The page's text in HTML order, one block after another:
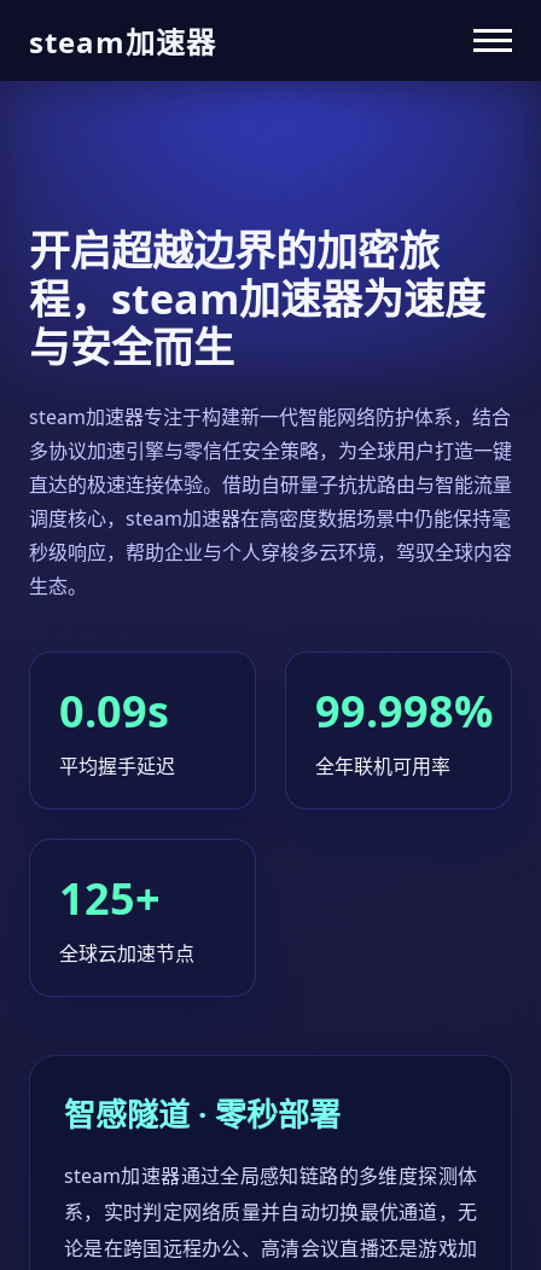
steam加速器
开启超越边界的加密旅
程，steam加速器为速度
与安全而生
steam加速器专注于构建新一代智能网络防护体系，结合
多协议加速引擎与零信任安全策略，为全球用户打造一键
直达的极速连接体验。借助自研量子抗扰路由与智能流量
调度核心，steam加速器在高密度数据场景中仍能保持毫
秒级响应，帮助企业与个人穿梭多云环境，驾驭全球内容
生态。
0.09s
平均握手延迟
99.998%
全年联机可用率
125+
全球云加速节点
智感隧道 · 零秒部署
steam加速器通过全局感知链路的多维度探测体
系，实时判定网络质量并自动切换最优通道，无
论是在跨国远程办公、高清会议直播还是游戏加